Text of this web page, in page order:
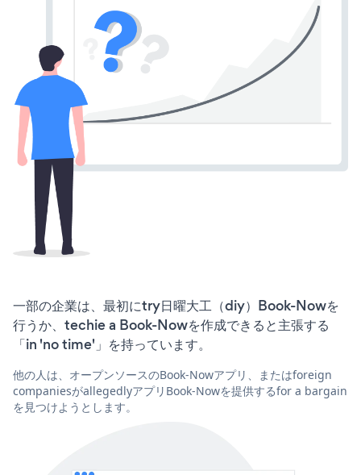
一部の企業は、最初にtry日曜大工（diy）Book-Nowを
行うか、techie a Book-Nowを作成できると主張する
「in 'no time'」を持っています。
他の人は、オープンソースのBook-Nowアプリ、またはforeign
companiesがallegedlyアプリBook-Nowを提供するfor a bargain
を見つけようとします。